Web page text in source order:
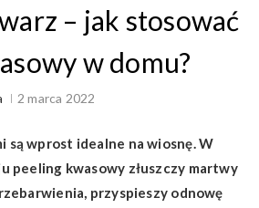
– jak stosować
w domu?
2 marca 2022
są wprost idealne na wiosnę. W
peeling kwasowy złuszczy martwy
przyspieszy odnowę